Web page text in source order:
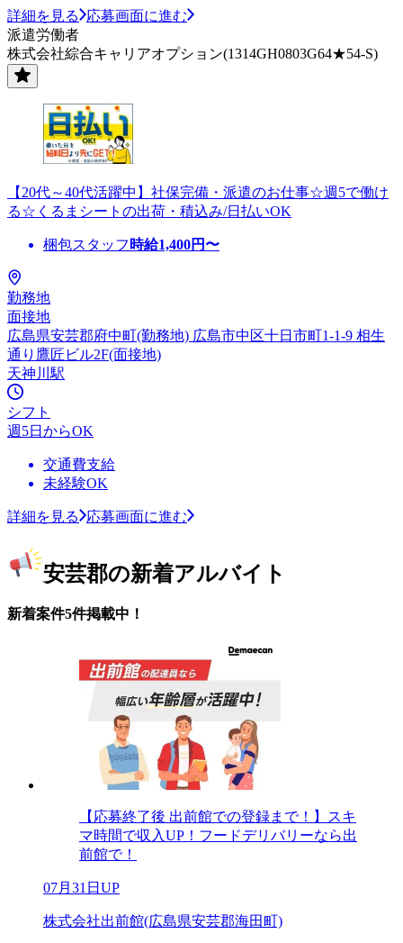
詳細を見る
応募画面に進む
派遣労働者
株式会社綜合キャリアオプション(1314GH0803G64★54-S)
【20代～40代活躍中】社保完備・派遣のお仕事☆週5で働け
る☆くるまシートの出荷・積込み/日払いOK
梱包スタッフ 時給1,400円〜
勤務地
面接地
広島県安芸郡府中町(勤務地) 広島市中区十日市町1-1-9 相生
通り鷹匠ビル2F(面接地)
天神川駅
シフト
週5日からOK
交通費支給
未経験OK
詳細を見る 応募画面に進む
安芸郡の新着アルバイト
新着案件5件掲載中！
【応募終了後 出前館での登録まで！】スキ
マ時間で収入UP！フードデリバリーなら出
前館で！
07月31日UP
株式会社出前館(広島県安芸郡海田町)